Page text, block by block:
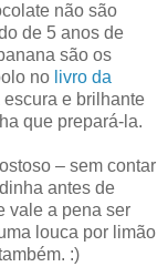
não são
de 5 anos de
são os
no livro da
e brilhante
que prepará-la.
– sem contar
antes de
vale a pena ser
louca por limão
:)